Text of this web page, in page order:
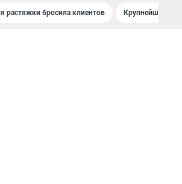
растяжки бросила клиентов Крупнейшие